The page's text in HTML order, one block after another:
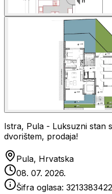
Istra, Pula - Luksuzni stan
dvorištem, prodaja!
Pula, Hrvatska
08. 07. 2026.
Šifra oglasa: